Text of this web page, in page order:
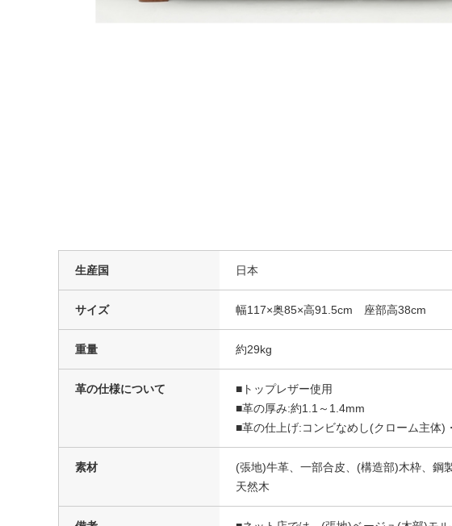
生産国 日本
サイズ 幅117×奥85×高91.5cm 座部高38cm
重量 約29kg
革の仕様について
■トップレザー使用
■革の厚み:約1.1～1.4mm
■革の仕上げ:コンビなめし(クローム主体)
素材
(張地)牛革、一部合皮、(構造部)木枠、鋼
天然木